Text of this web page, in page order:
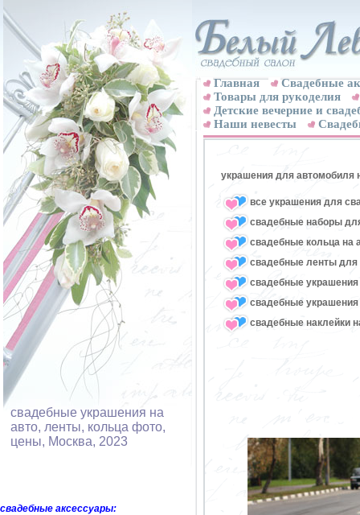
свадебные украшения на
авто, ленты, кольца фото,
цены, Москва, 2023
свадебные аксессуары:
Главная
Свадебные
Товары для рукоделия
Детские вечерние и
Наши невесты
украшения для автомобиля
все украшения для
свадебные наборы
свадебные кольца на
свадебные ленты для
свадебные украшения
свадебные украшения
свадебные наклейки